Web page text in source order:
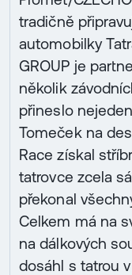
tradičně
automobilky
GROUP je
několik
přineslo
Tomeček na
Race získal
tatrovce zcela
překonal
Celkem má na
na dálkových
dosáhl s tatrou